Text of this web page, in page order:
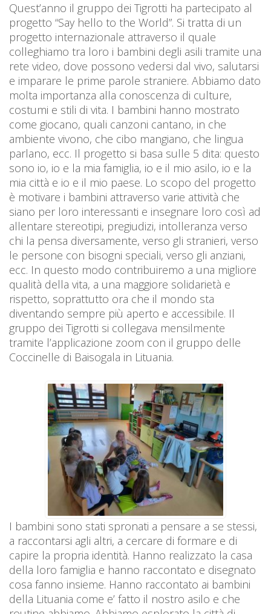
Quest’anno il gruppo dei Tigrotti ha partecipato al
progetto “Say hello to the World”. Si tratta di un
progetto internazionale attraverso il quale
colleghiamo tra loro i bambini degli asili tramite una
rete video, dove possono vedersi dal vivo, salutarsi
e imparare le prime parole straniere. Abbiamo dato
molta importanza alla conoscenza di culture,
costumi e stili di vita. I bambini hanno mostrato
come giocano, quali canzoni cantano, in che
ambiente vivono, che cibo mangiano, che lingua
parlano, ecc. Il progetto si basa sulle 5 dita: questo
sono io, io e la mia famiglia, io e il mio asilo, io e la
mia città e io e il mio paese. Lo scopo del progetto
è motivare i bambini attraverso varie attività che
siano per loro interessanti e insegnare loro così ad
allentare stereotipi, pregiudizi, intolleranza verso
chi la pensa diversamente, verso gli stranieri, verso
le persone con bisogni speciali, verso gli anziani,
ecc. In questo modo contribuiremo a una migliore
qualità della vita, a una maggiore solidarietà e
rispetto, soprattutto ora che il mondo sta
diventando sempre più aperto e accessibile. Il
gruppo dei Tigrotti si collegava mensilmente
tramite l’applicazione zoom con il gruppo delle
Coccinelle di Baisogala in Lituania.
I bambini sono stati spronati a pensare a se stessi,
a raccontarsi agli altri, a cercare di formare e di
capire la propria identità. Hanno realizzato la casa
della loro famiglia e hanno raccontato e disegnato
cosa fanno insieme. Hanno raccontato ai bambini
della Lituania come e’ fatto il nostro asilo e che